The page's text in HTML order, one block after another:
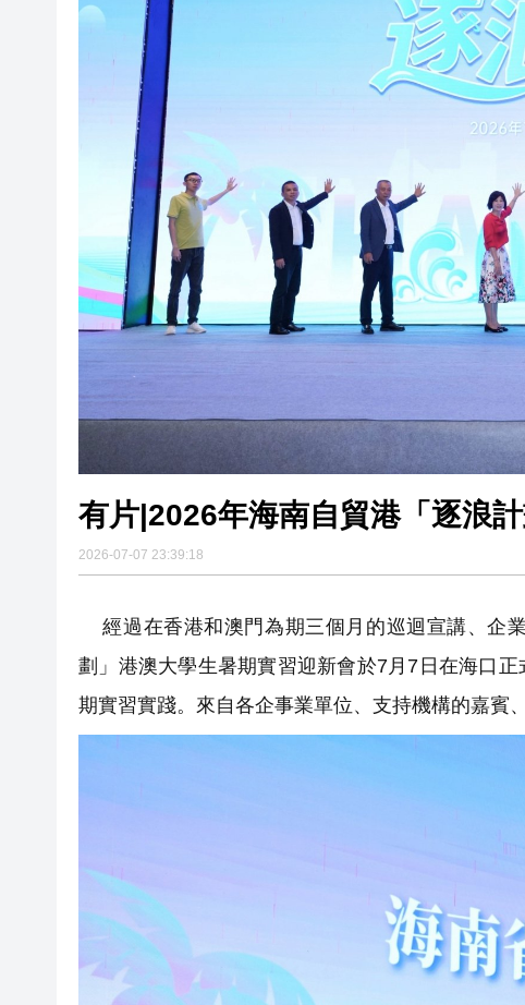
有片|2026年海南自貿港「逐浪
2026-07-07 23:39:18
經過在香港和澳門為期三個月的巡迴宣講、企
劃」港澳大學生暑期實習迎新會於7月7日在海口
期實習實踐。來自各企事業單位、支持機構的嘉賓